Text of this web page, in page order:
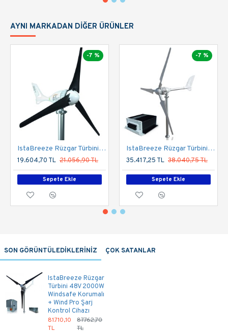
AYNI MARKADAN DIĞER ÜRÜNLER
-7 %
IstaBreeze Rüzgar Türbini 12V 500W + Şarj Kontrol Cihazı
19.604,70 TL 21.056,90 TL
Sepete Ekle
-7 %
IstaBreeze Rüzgar Türbini 12/24/48V 700W + Şarj Kontrol Cihazı
35.417,25 TL 38.040,75 TL
Sepete Ekle
SON GÖRÜNTÜLEDİKLERİNİZ ÇOK SATANLAR
IstaBreeze Rüzgar
Türbini 48V 2000W
Windsafe Korumalı
+ Wind Pro Şarj
Kontrol Cihazı
81.710,10
TL
87.762,70
TL